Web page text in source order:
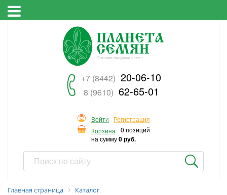
+7 (8442) 20-06-10
8 (9610) 62-65-01
Войти
Регистрация
Корзина
0 позиций
на сумму0 руб.
Главная страница
Каталог